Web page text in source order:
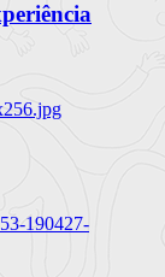
190427-